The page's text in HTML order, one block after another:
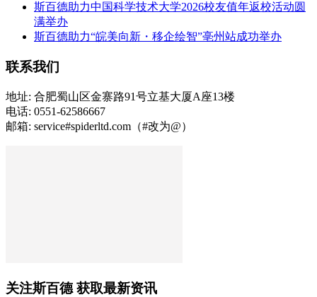
斯百德助力中国科学技术大学2026校友值年返校活动圆
满举办
斯百德助力“皖美向新・移企绘智”亳州站成功举办
联系我们
地址: 合肥蜀山区金寨路91号立基大厦A座13楼
电话: 0551-62586667
邮箱: service#spiderltd.com（#改为@）
关注斯百德 获取最新资讯